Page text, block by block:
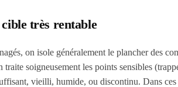
très rentable
on isole généralement le plancher des
soigneusement les points sensibles
vieilli, humide, ou discontinu. Dans